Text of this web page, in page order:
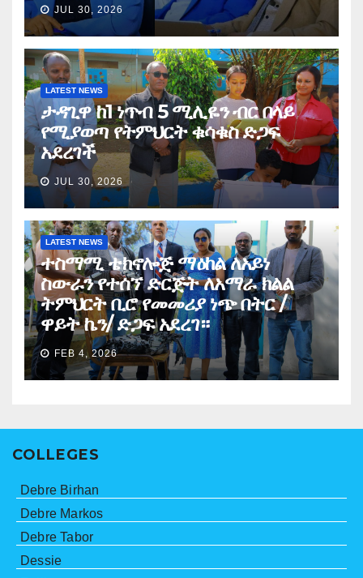
JUL 30, 2026
LATEST NEWS
ታዳጊዋ ከ1 ነጥብ 5 ሚሊዬን ብር በላይ
የሚያወጣ የትምህርት ቁሳቁስ ድጋፍ
አደረገች
JUL 30, 2026
LATEST NEWS
ተስማሚ ቴክኖሎጅ ማዕከል ለአይነ
ስውራን የተሰኘ ድርጅት ለአማራ ክልል
ትምህርት ቢሮ የመመሪያ ነጭ በትር /
ዋይት ኬን/ ድጋፍ አደረገ።
FEB 4, 2026
COLLEGES
Debre Birhan
Debre Markos
Debre Tabor
Dessie